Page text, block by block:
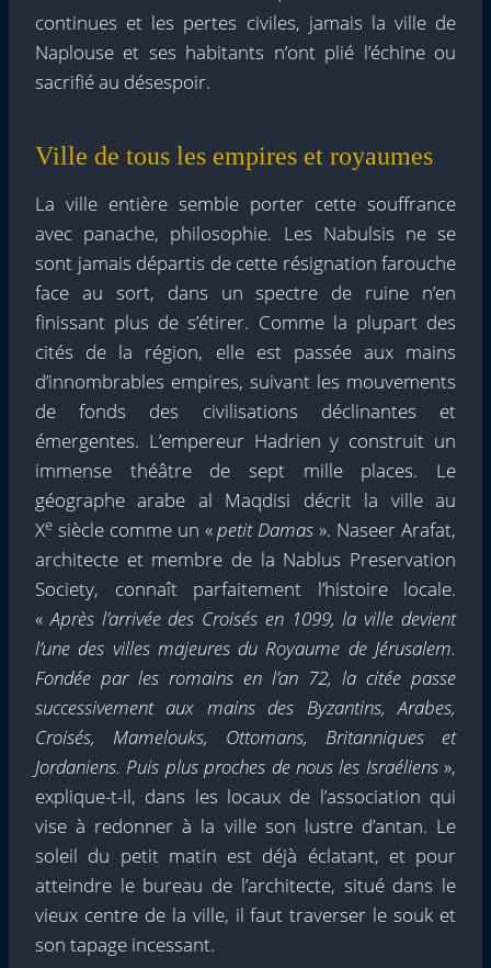
continues et les pertes civiles, jamais la ville de
Naplouse et ses habitants n’ont plié l’échine ou
sacrifié au désespoir.
Ville de tous les empires et royaumes
La ville entière semble porter cette souffrance
avec panache, philosophie. Les Nabulsis ne se
sont jamais départis de cette résignation farouche
face au sort, dans un spectre de ruine n’en
finissant plus de s’étirer. Comme la plupart des
cités de la région, elle est passée aux mains
d’innombrables empires, suivant les mouvements
de fonds des civilisations déclinantes et
émergentes. L’empereur Hadrien y construit un
immense théâtre de sept mille places. Le
géographe arabe al Maqdisi décrit la ville au
Xe siècle comme un «petit Damas ». Naseer Arafat,
architecte et membre de la Nablus Preservation
Society, connaît parfaitement l’histoire locale.
«Après l’arrivée des Croisés en 1099, la ville devient
l’une des villes majeures du Royaume de Jérusalem.
Fondée par les romains en l’an 72, la citée passe
successivement aux mains des Byzantins, Arabes,
Croisés, Mamelouks, Ottomans, Britanniques et
Jordaniens. Puis plus proches de nous les Israéliens»,
explique-t-il, dans les locaux de l’association qui
vise à redonner à la ville son lustre d’antan. Le
soleil du petit matin est déjà éclatant, et pour
atteindre le bureau de l’architecte, situé dans le
vieux centre de la ville, il faut traverser le souk et
son tapage incessant.